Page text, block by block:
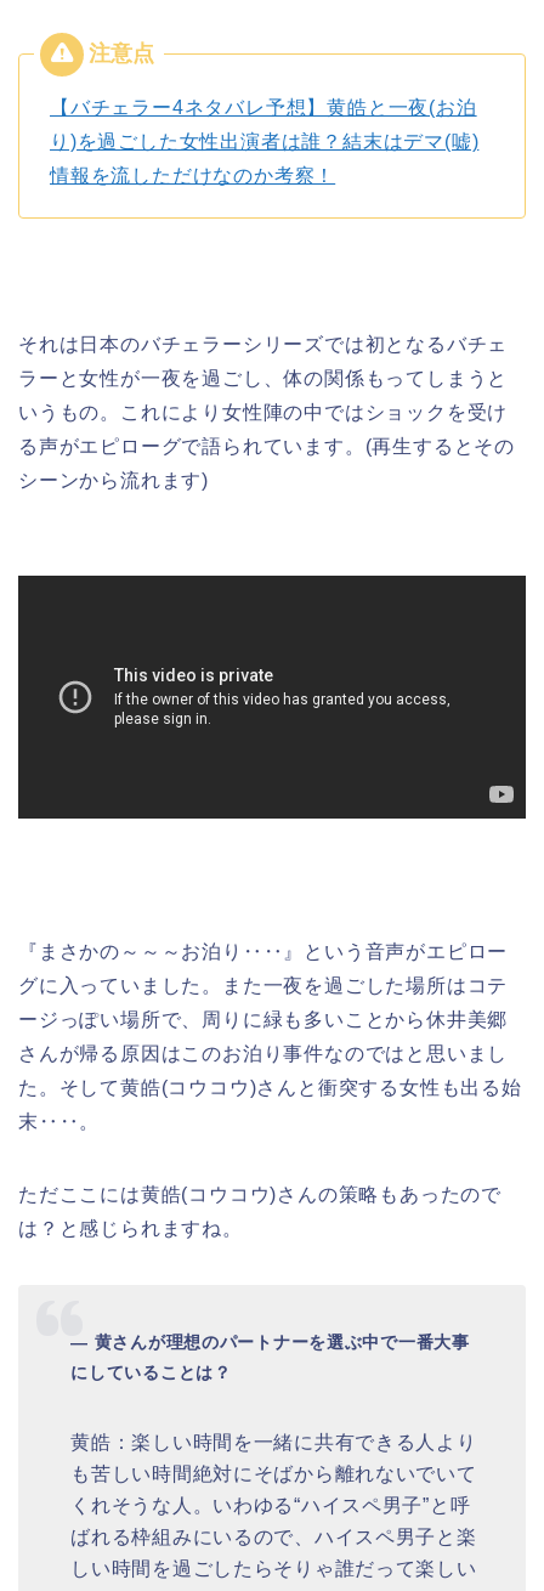
【バチェラー4ネタバレ予想】黄皓と一夜(お泊
り)を過ごした女性出演者は誰？結末はデマ(嘘)
情報を流しただけなのか考察！
それは日本のバチェラーシリーズでは初となるバチェ
ラーと女性が一夜を過ごし、体の関係もってしまうと
いうもの。これにより女性陣の中ではショックを受け
る声がエピローグで語られています。(再生するとその
シーンから流れます)
『まさかの～～～お泊り‥‥』という音声がエピロー
グに入っていました。また一夜を過ごした場所はコテ
ージっぽい場所で、周りに緑も多いことから休井美郷
さんが帰る原因はこのお泊り事件なのではと思いまし
た。そして黄皓(コウコウ)さんと衝突する女性も出る始
末‥‥。
ただここには黄皓(コウコウ)さんの策略もあったので
は？と感じられますね。
― 黄さんが理想のパートナーを選ぶ中で一番大事
にしていることは？
黄皓：楽しい時間を一緒に共有できる人より
も苦しい時間絶対にそばから離れないでいて
くれそうな人。いわゆる“ハイスペ男子”と呼
ばれる枠組みにいるので、ハイスペ男子と楽
しい時間を過ごしたらそりゃ誰だって楽しい